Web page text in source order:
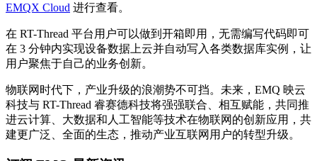
EMQX Cloud 进行查看。
在 RT-Thread 平台用户可以做到开箱即用，无需编写代码即可
在 3 分钟内实现设备数据上云并自动写入各类数据库实例，让
用户聚焦于自己的业务创新。
物联网时代下，产业升级的浪潮势不可挡。未来，EMQ 映云
科技与 RT-Thread 睿赛德科技将强强联合、相互赋能，共同推
进云计算、大数据和人工智能等技术在物联网的创新应用，共
建更广泛、全面的生态，推动产业互联网用户的转型升级。